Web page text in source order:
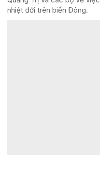
nhiệt đới trên biển Đông.